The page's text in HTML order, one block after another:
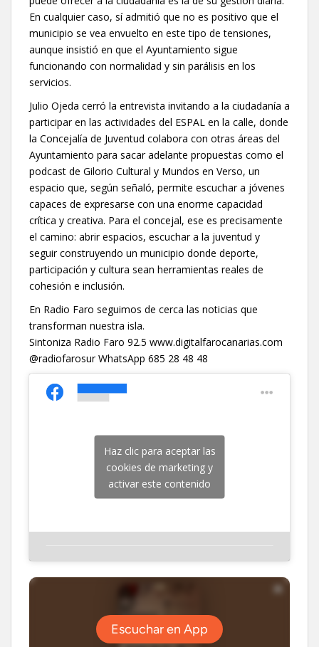
En cualquier caso, sí admitió que no es positivo que el
municipio se vea envuelto en este tipo de tensiones,
aunque insistió en que el Ayuntamiento sigue
funcionando con normalidad y sin parálisis en los
servicios.
Julio Ojeda cerró la entrevista invitando a la ciudadanía a
participar en las actividades del ESPAL en la calle, donde
la Concejalía de Juventud colabora con otras áreas del
Ayuntamiento para sacar adelante propuestas como el
podcast de Gilorio Cultural y Mundos en Verso, un
espacio que, según señaló, permite escuchar a jóvenes
capaces de expresarse con una enorme capacidad
crítica y creativa. Para el concejal, ese es precisamente
el camino: abrir espacios, escuchar a la juventud y
seguir construyendo un municipio donde deporte,
participación y cultura sean herramientas reales de
cohesión e inclusión.
En Radio Faro seguimos de cerca las noticias que
transforman nuestra isla.
Sintoniza Radio Faro 92.5 www.digitalfarocanarias.com
@radiofarosur WhatsApp 685 28 48 48
Haz clic para aceptar las
cookies de marketing y
activar este contenido